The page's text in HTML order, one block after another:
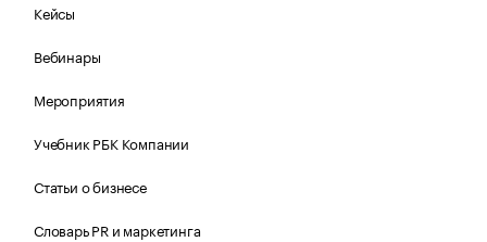
Кейсы
Вебинары
Мероприятия
Учебник РБК Компании
Статьи о бизнесе
Словарь PR и маркетинга